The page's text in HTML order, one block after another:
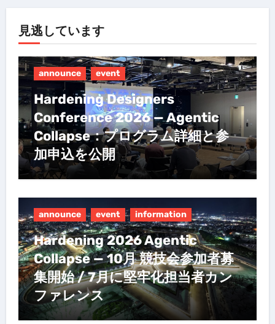
見逃しています
announce event
Hardening Designers
Conference 2026 — Agentic
Collapse：プログラム詳細と参
加申込を公開
announce event information
Hardening 2026 Agentic
Collapse — 10月 競技会参加者募
集開始 / 7月に堅牢化担当者カン
ファレンス